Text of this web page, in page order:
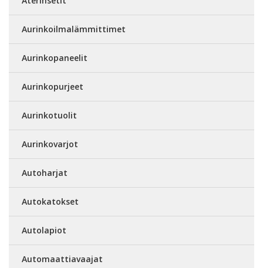
Aurinkoilmalämmittimet
Aurinkopaneelit
Aurinkopurjeet
Aurinkotuolit
Aurinkovarjot
Autoharjat
Autokatokset
Autolapiot
Automaattiavaajat